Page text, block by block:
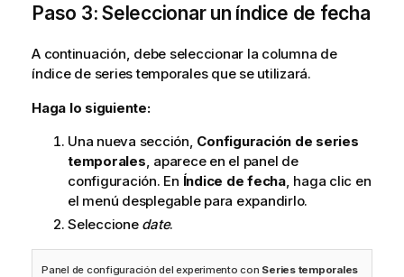
Paso 3: Seleccionar un índice de fecha
A continuación, debe seleccionar la columna de
índice de series temporales que se utilizará.
Haga lo siguiente:
Una nueva sección, Configuración de series
temporales , aparece en el panel de
configuración. En Índice de fecha, haga clic en
el menú desplegable para expandirlo.
Seleccione date.
Panel de configuración del experimento con Series temporales